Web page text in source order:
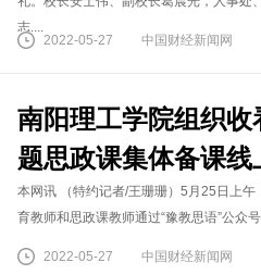
志....
2022-05-27
中国财经新闻网
南阳理工学院组织
题思政课集体备课线
本网讯 （特约记者/王珊珊）5月25日上
育教师和思政课教师通过“豫教思语”公众
2022-05-27 中国财经新闻网